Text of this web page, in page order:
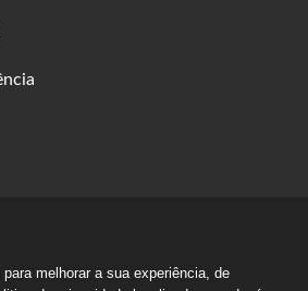
melhorar a sua experiência, de